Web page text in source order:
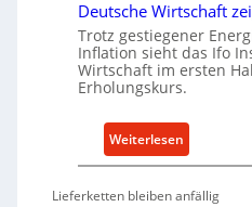
i
e
-
s
n
a
c
h
a
t
i
Deutsche Wirtschaft
Trotz gestiegener
Inflation sieht das Ifo
Wirtschaft im ersten
Erholungskurs.
Weiterlesen
D
Lieferketten bleiben anfällig